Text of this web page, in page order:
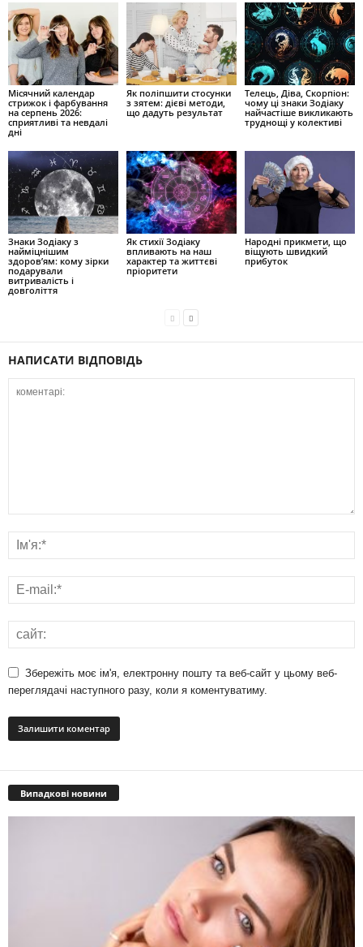
Місячний календар
стрижок і фарбування
на серпень 2026:
сприятливі та невдалі
дні
Як поліпшити стосунки
з зятем: дієві методи,
що дадуть результат
Телець, Діва, Скорпіон:
чому ці знаки Зодіаку
найчастіше викликають
труднощі у колективі
Знаки Зодіаку з
найміцнішим
здоров’ям: кому зірки
подарували
витривалість і
довголіття
Як стихії Зодіаку
впливають на наш
характер та життєві
пріоритети
Народні прикмети, що
віщують швидкий
прибуток
НАПИСАТИ ВІДПОВІДЬ
Збережіть моє ім'я, електронну пошту та веб-сайт у цьому веб-
переглядачі наступного разу, коли я коментуватиму.
Випадкові новини